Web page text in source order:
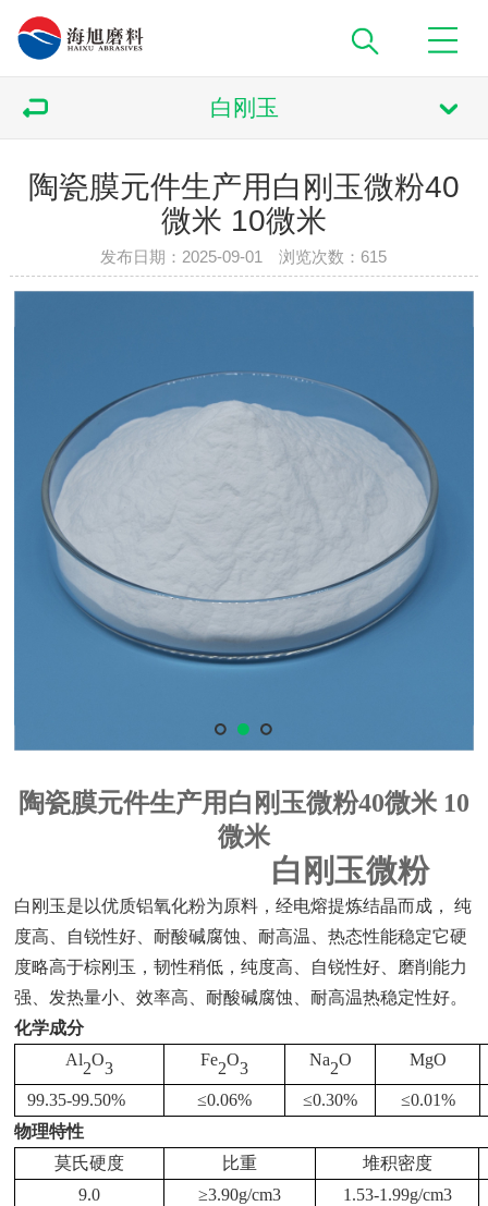
白刚玉
陶瓷膜元件生产用白刚玉微粉40
微米 10微米
发布日期：2025-09-01 浏览次数： 615
陶瓷膜元件生产用白刚玉微粉40微米 10
微米
白刚玉微粉
白刚玉是以优质铝氧化粉为原料，经电熔提炼结晶而成，
纯
度高、自锐性好、耐酸碱腐蚀、耐高温、热态性能稳定它硬
度略高于棕刚玉，韧性稍低，纯度高、自锐性好、磨削能力
强、发热量小、效率高、耐酸碱腐蚀、耐高温热稳定性好。
化学成分
Al2O3 Fe2O3 Na2O MgO
99.35-99.50% ≤0.06% ≤0.30% ≤0.01%
物理特性
莫氏硬度
比重
堆积密度
9.0
≥3.90g/cm3
1.53-1.99g/cm3